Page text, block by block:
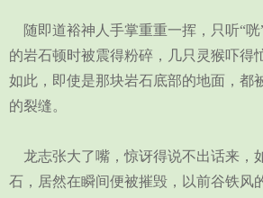
随即道裕神人手掌重重一挥，只听“咣
的岩石顿时被震得粉碎，几只灵猴吓得
如此，即使是那块岩石底部的地面，都
的裂缝。
龙志张大了嘴，惊讶得说不出话来，
石，居然在瞬间便被摧毁，以前谷铁风